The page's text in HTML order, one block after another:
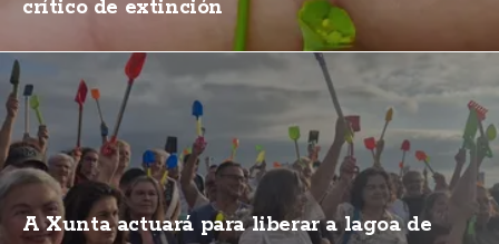
crítico de extinción
A Xunta actuará para liberar a lagoa de